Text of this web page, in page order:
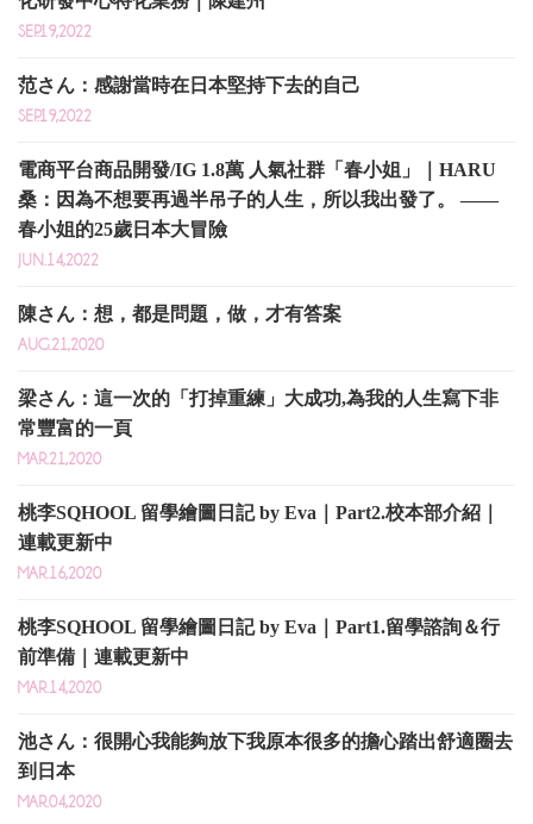
SEP.19,2022
范さん：感謝當時在日本堅持下去的自己
SEP.19,2022
電商平台商品開發/IG 1.8萬 人氣社群「春小姐」｜HARU
桑：因為不想要再過半吊子的人生，所以我出發了。 ——
春小姐的25歲日本大冒險
JUN.14,2022
陳さん：想，都是問題，做，才有答案
AUG.21,2020
梁さん：這一次的「打掉重練」大成功,為我的人生寫下非
常豐富的一頁
MAR.21,2020
桃李SQHOOL 留學繪圖日記 by Eva｜Part2.校本部介紹｜
連載更新中
MAR.16,2020
桃李SQHOOL 留學繪圖日記 by Eva｜Part1.留學諮詢＆行
前準備｜連載更新中
MAR.14,2020
池さん：很開心我能夠放下我原本很多的擔心踏出舒適圈去
到日本
MAR.04,2020